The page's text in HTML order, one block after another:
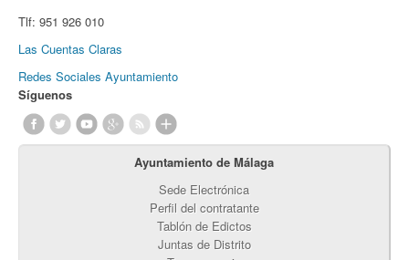
Tlf: 951 926 010
Las Cuentas Claras
Redes Sociales Ayuntamiento
Síguenos
Ayuntamiento de Málaga
Sede Electrónica
Perfil del contratante
Tablón de Edictos
Juntas de Distrito